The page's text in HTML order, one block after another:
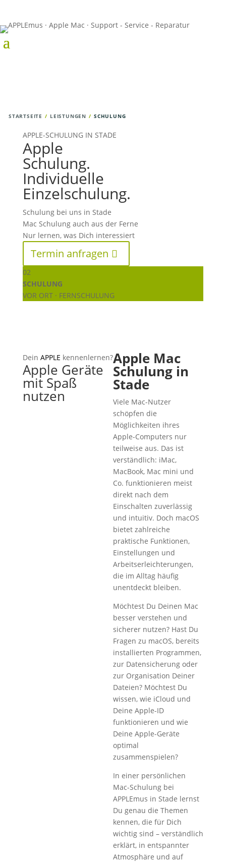
STARTSEITE LEISTUNGEN SCHULUNG
APPLE-SCHULUNG IN STADE
Apple
Schulung.
Individuelle
Einzelschulung.
Schulung bei uns in Stade
Mac Schulung auch aus der Ferne
Nur lernen, was Dich interessiert
Termin anfragen
02
SCHULUNG
VOR ORT · FERNSCHULUNG
Dein APPLE kennenlernen?
Apple Geräte
mit Spaß
nutzen
Apple Mac
Schulung in
Stade
Viele Mac-Nutzer
schöpfen die
Möglichkeiten ihres
Apple-Computers nur
teilweise aus. Das ist
verständlich: iMac,
MacBook, Mac mini und
Co. funktionieren meist
direkt nach dem
Einschalten zuverlässig
und intuitiv. Doch macOS
bietet zahlreiche
praktische Funktionen,
Einstellungen und
Arbeitserleichterungen,
die im Alltag häufig
unentdeckt bleiben.
Möchtest Du Deinen Mac
besser verstehen und
sicherer nutzen? Hast Du
Fragen zu macOS, bereits
installierten Programmen,
zur Datensicherung oder
zur Organisation Deiner
Dateien? Möchtest Du
wissen, wie iCloud und
Deine Apple-ID
funktionieren und wie
Deine Apple-Geräte
optimal
zusammenspielen?
In einer persönlichen
Mac-Schulung bei
APPLEmus in Stade lernst
Du genau die Themen
kennen, die für Dich
wichtig sind – verständlich
erklärt, in entspannter
Atmosphäre und auf